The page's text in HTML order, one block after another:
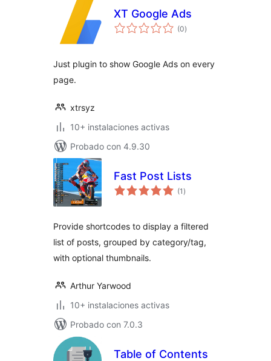
XT Google Ads
(0total
de
)
Just plugin to show Google Ads on every
page.
xtrsyz
10+ instalaciones activas
Probado con 4.9.30
Fast Post Lists
(1 total
de
)
Provide shortcodes to display a filtered
list of posts, grouped by category/tag,
with optional thumbnails.
Arthur Yarwood
10+ instalaciones activas
Probado con 7.0.3
Table of Contents